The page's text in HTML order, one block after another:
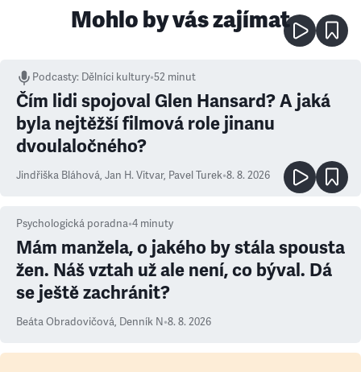
Mohlo by vás zajímat
Podcasty: Dělníci kultury•52 minut
Čím lidi spojoval Glen Hansard? A jaká
byla nejtěžší filmová role jinanu
dvoulaločného?
Jindřiška Bláhová, Jan H. Vitvar, Pavel Turek•8. 8. 2026
Psychologická poradna•4 minuty
Mám manžela, o jakého by stála spousta
žen. Náš vztah už ale není, co býval. Dá
se ještě zachránit?
Beáta Obradovičová, Denník N•8. 8. 2026